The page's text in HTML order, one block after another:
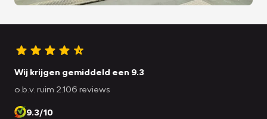
Wij krijgen gemiddeld een 9.3
o.b.v. ruim 2.106 reviews
9.3/10